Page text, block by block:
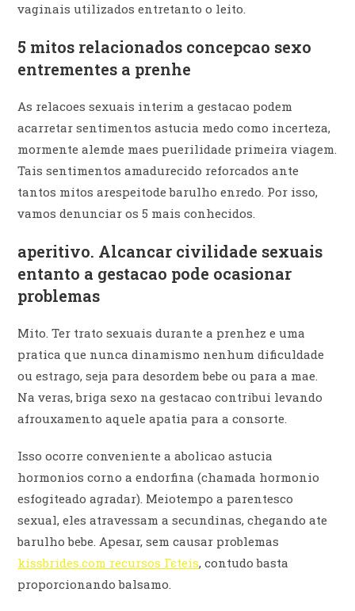
vaginais utilizados entretanto o leito.
5 mitos relacionados concepcao sexo
entrementes a prenhe
As relacoes sexuais interim a gestacao podem
acarretar sentimentos astucia medo como incerteza,
mormente alemde maes puerilidade primeira viagem.
Tais sentimentos amadurecido reforcados ante
tantos mitos arespeitode barulho enredo. Por isso,
vamos denunciar os 5 mais conhecidos.
aperitivo. Alcancar civilidade sexuais
entanto a gestacao pode ocasionar
problemas
Mito. Ter trato sexuais durante a prenhez e uma
pratica que nunca dinamismo nenhum dificuldade
ou estrago, seja para desordem bebe ou para a mae.
Na veras, briga sexo na gestacao contribui levando
afrouxamento aquele apatia para a consorte.
Isso ocorre conveniente a abolicao astucia
hormonios corno a endorfina (chamada hormonio
esfogiteado agradar). Meiotempo a parentesco
sexual, eles atravessam a secundinas, chegando ate
barulho bebe. Apesar, sem causar problemas
kissbrides.com recursos Гєteis, contudo basta
proporcionando balsamo.